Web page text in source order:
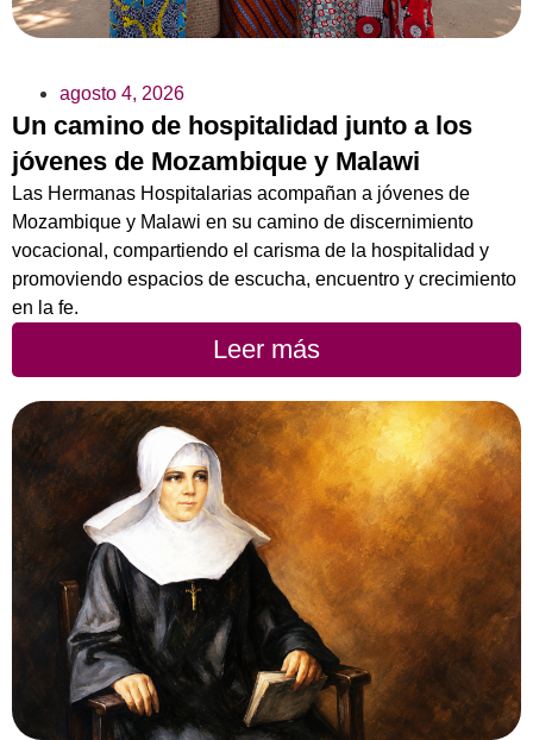
agosto 4, 2026
Un camino de hospitalidad junto a los
jóvenes de Mozambique y Malawi
Las Hermanas Hospitalarias acompañan a jóvenes de
Mozambique y Malawi en su camino de discernimiento
vocacional, compartiendo el carisma de la hospitalidad y
promoviendo espacios de escucha, encuentro y crecimiento
en la fe.
Leer más